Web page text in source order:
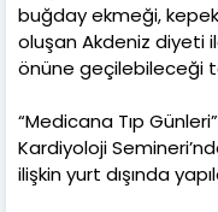
buğday ekmeği,
oluşan Akdeniz diyeti
önüne geçilebileceği
“Medicana Tıp
Kardiyoloji
ilişkin yurt dışında